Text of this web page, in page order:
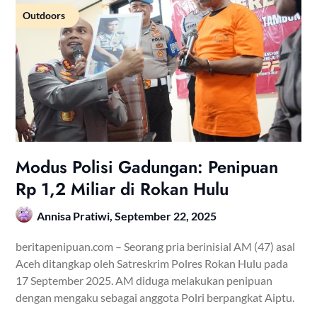
Outdoors
Modus Polisi Gadungan: Penipuan
Rp 1,2 Miliar di Rokan Hulu
Annisa Pratiwi,September 22, 2025
beritapenipuan.com – Seorang pria berinisial AM (47) asal
Aceh ditangkap oleh Satreskrim Polres Rokan Hulu pada
17 September 2025. AM diduga melakukan penipuan
dengan mengaku sebagai anggota Polri berpangkat Aiptu.